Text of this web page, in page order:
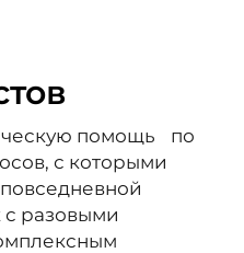
помощь по
с которыми
разовыми